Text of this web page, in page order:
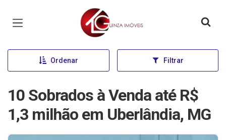
Página inicial
Ordenar Filtrar
10 Sobrados à Venda até R$
1,3 milhão em Uberlândia, MG